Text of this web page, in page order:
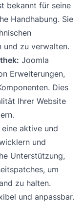
bekannt für seine
Handhabung. Sie
und zu verwalten.
Joomla
Erweiterungen,
Dies
Ihrer Website
aktive und
und
Unterstützung,
um
zu halten.
und anpassbar.